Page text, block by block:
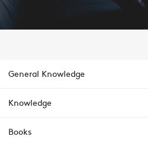
General Knowledge
Knowledge
Books